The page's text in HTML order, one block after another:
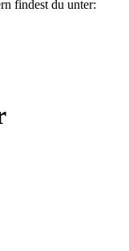
findest du unter: